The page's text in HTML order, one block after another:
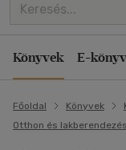
Könyvek E-
Főoldal Könyvek
Otthon és lakberendezés